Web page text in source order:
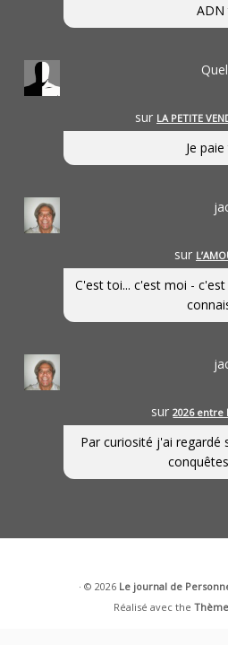
ADN
sur LA PETITE
Je
sur
C'est toi... c'est moi -
sur2026 entre
Par curiosité j'ai regardé
· © 2026 Le journal de
Réalisé avec the